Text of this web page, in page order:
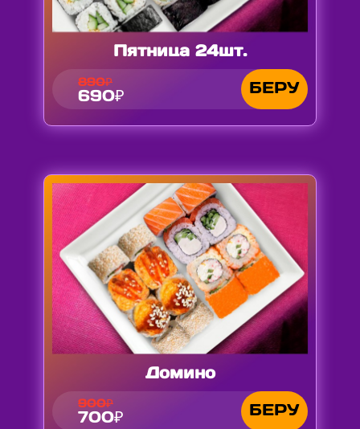
Пятница 24шт.
890₽
690₽ БЕРУ
Домино
900₽
700₽ БЕРУ